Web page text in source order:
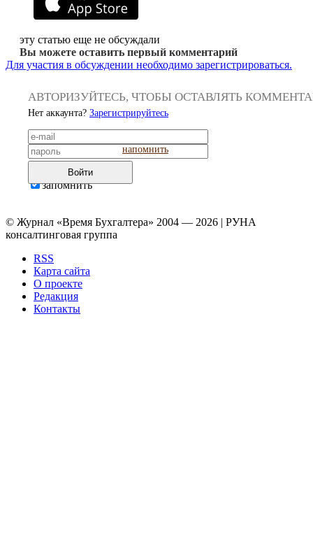
эту статью еще не обсуждали
Вы можете оставить первый комментарий
Для участия в обсуждении необходимо зарегистрироваться.
АВТОРИЗУЙТЕСЬ, ЧТОБЫ ОСТАВЛЯТЬ
Нет аккаунта? Зарегистрируйтесь
напомнить
Войти
запомнить
© Журнал «Время Бухгалтера» 2004 — 2026 | РУНА
консалтинговая группа
RSS
Карта сайта
О проекте
Редакция
Контакты